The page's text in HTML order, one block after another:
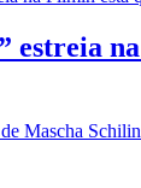
estreia
Mascha